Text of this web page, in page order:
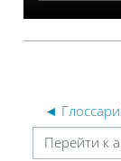
◄
Перейти к